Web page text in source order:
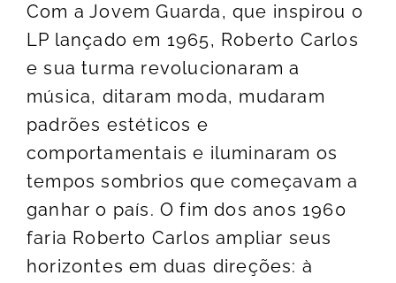
Com a Jovem Guarda, que inspirou o
LP lançado em 1965, Roberto Carlos
e sua turma revolucionaram a
música, ditaram moda, mudaram
padrões estéticos e
comportamentais e iluminaram os
tempos sombrios que começavam a
ganhar o país. O fim dos anos 1960
faria Roberto Carlos ampliar seus
horizontes em duas direções: à